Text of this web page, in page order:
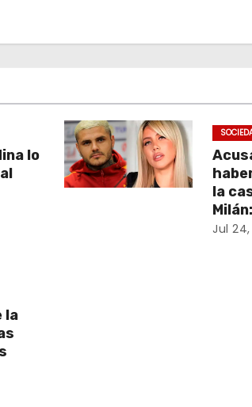
lo
la
Jul
la